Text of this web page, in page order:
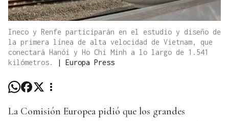
Ineco y Renfe participarán en el estudio y diseño de
la primera línea de alta velocidad de Vietnam, que
conectará Hanói y Ho Chi Minh a lo largo de 1.541
kilómetros.
| Europa Press
La Comisión Europea pidió que los grandes